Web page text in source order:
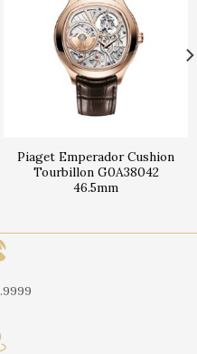
Piaget Emperador Cushion
Tourbillon G0A38042
46.5mm